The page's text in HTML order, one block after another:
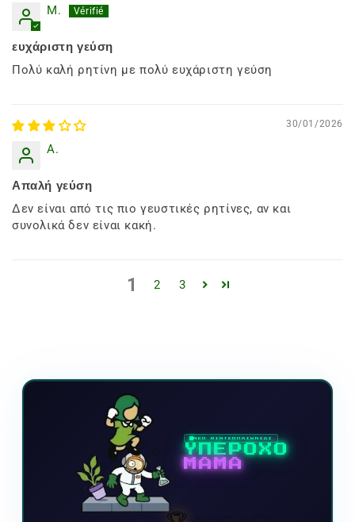
M.
ευχάριστη γεύση
Πολύ καλή ρητίνη με πολύ ευχάριστη γεύση
30/01/2026
A.
Απαλή γεύση
Δεν είναι από τις πιο γευστικές ρητίνες, αν και
συνολικά δεν είναι κακή.
1 2 3
ΝΕΟ ΒΙΝΤΕΟΠΑΙΧΝΙΔΙ
ΥΠΕΡΟΧΟ
ΜΑΜΑ